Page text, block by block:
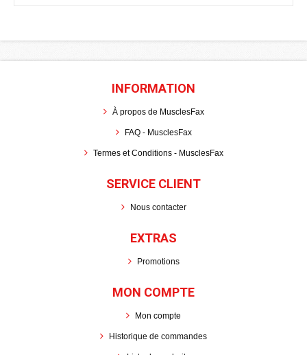
INFORMATION
À propos de MusclesFax
FAQ - MusclesFax
Termes et Conditions - MusclesFax
SERVICE CLIENT
Nous contacter
EXTRAS
Promotions
MON COMPTE
Mon compte
Historique de commandes